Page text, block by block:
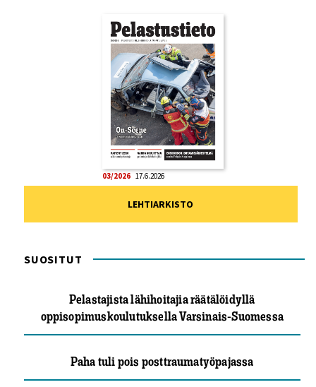
03/2026 17.6.2026
LEHTIARKISTO
SUOSITUT
Pelastajista lähihoitajia räätälöidyllä
oppisopimuskoulutuksella Varsinais-Suomessa
Paha tuli pois posttraumatyöpajassa